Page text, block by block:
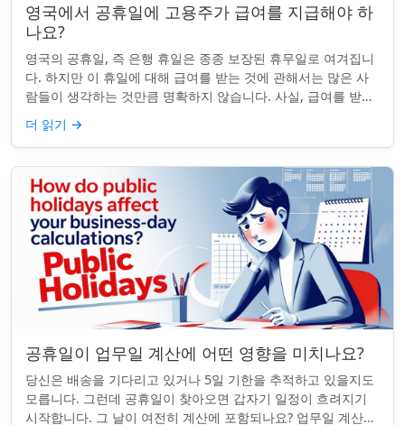
영국에서 공휴일에 고용주가 급여를 지급해야 하
나요?
영국의 공휴일, 즉 은행 휴일은 종종 보장된 휴무일로 여겨집니
다. 하지만 이 휴일에 대해 급여를 받는 것에 관해서는 많은 사
람들이 생각하는 것만큼 명확하지 않습니다. 사실, 급여를 받거
나 하루 쉬는 것이 전적으로 계...
더 읽기 →
공휴일이 업무일 계산에 어떤 영향을 미치나요?
당신은 배송을 기다리고 있거나 5일 기한을 추적하고 있을지도
모릅니다. 그런데 공휴일이 찾아오면 갑자기 일정이 흐려지기
시작합니다. 그 날이 여전히 계산에 포함되나요? 업무일 계산을